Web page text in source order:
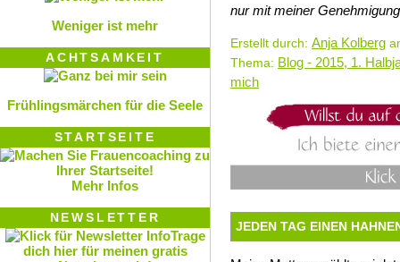
nur mit meiner
Erstellt durch: Anja Kolberg
Thema: Blog - 2015, 1.
mich
JEDEN TAG EINEN
Weniger ist mehr
ACHTSAMKEIT
Frühlingsmärchen für die Seele
STARTSEITE
Mehr Infos
NEWSLETTER
Trage
dich hier für meinen gratis